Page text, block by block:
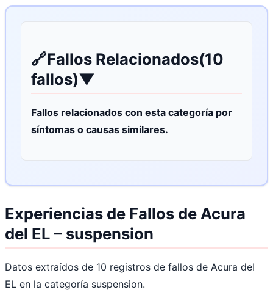
🔗Fallos Relacionados(10
fallos)▼
Fallos relacionados con esta categoría por
síntomas o causas similares.
Experiencias de Fallos de Acura
del EL – suspension
Datos extraídos de 10 registros de fallos de Acura del
EL en la categoría suspension.